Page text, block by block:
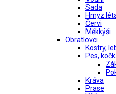
Sada
Hmyz
Červi
Měkkýši
Obratlovci
Kostry,
Pes,
Kráva
Prase